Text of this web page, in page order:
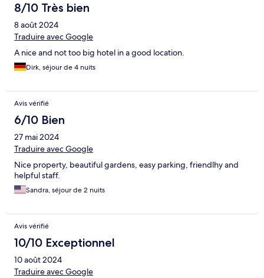
8/10 Très bien
8 août 2024
Traduire avec Google
A nice and not too big hotel in a good location.
Dirk, séjour de 4 nuits
Avis vérifié
6/10 Bien
27 mai 2024
Traduire avec Google
Nice property, beautiful gardens, easy parking, friendlhy and
helpful staff.
Sandra, séjour de 2 nuits
Avis vérifié
10/10 Exceptionnel
10 août 2024
Traduire avec Google